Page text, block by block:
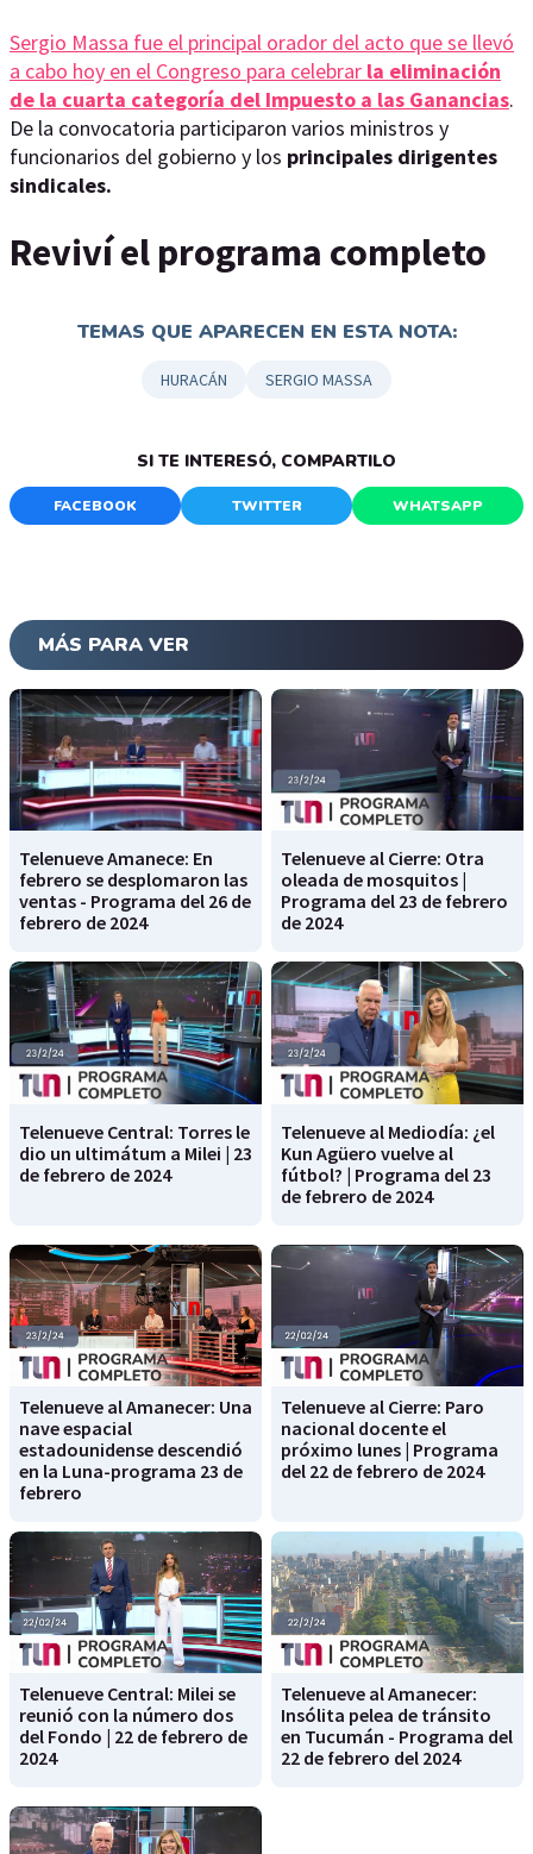
Sergio Massa fue el principal orador del acto que se llevó
a cabo hoy en el Congreso para celebrar la eliminación
de la cuarta categoría del Impuesto a las Ganancias.
De la convocatoria participaron varios ministros y
funcionarios del gobierno y los principales dirigentes
sindicales.
Reviví el programa completo
TEMAS QUE APARECEN EN ESTA NOTA:
HURACÁN SERGIO MASSA
SI TE INTERESÓ, COMPARTILO
FACEBOOK TWITTER WHATSAPP
MÁS PARA VER
Telenueve Amanece: En
febrero se desplomaron las
ventas - Programa del 26 de
febrero de 2024
Telenueve al Cierre: Otra
oleada de mosquitos |
Programa del 23 de febrero
de 2024
Telenueve Central: Torres le
dio un ultimátum a Milei | 23
de febrero de 2024
Telenueve al Mediodía: ¿el
Kun Agüero vuelve al
fútbol? | Programa del 23
de febrero de 2024
Telenueve al Amanecer: Una
nave espacial
estadounidense descendió
en la Luna-programa 23 de
febrero
Telenueve al Cierre: Paro
nacional docente el
próximo lunes | Programa
del 22 de febrero de 2024
Telenueve Central: Milei se
reunió con la número dos
del Fondo | 22 de febrero de
2024
Telenueve al Amanecer:
Insólita pelea de tránsito
en Tucumán - Programa del
22 de febrero del 2024